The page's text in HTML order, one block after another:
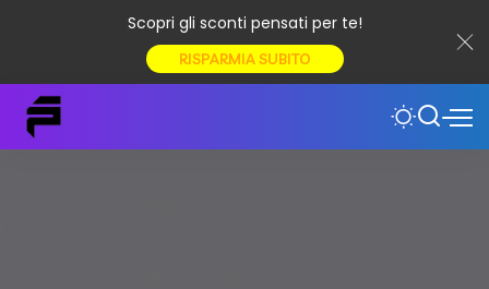
Scopri gli sconti pensati per te!
RISPARMIA SUBITO